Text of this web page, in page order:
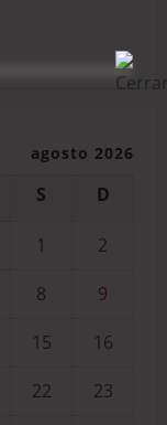
agosto 2026
S D
1
2
8
9
15
16
22
23